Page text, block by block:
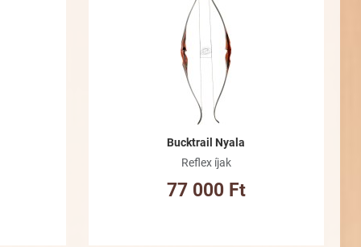
Összehasonlításhoz adom
Bucktrail Nyala
Reflex íjak
77 000 Ft